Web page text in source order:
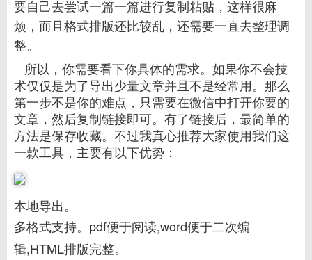
要自己去尝试一篇一篇进行复制粘贴，这样很麻
烦，而且格式排版还比较乱，还需要一直去整理调
整。
所以，你需要看下你具体的需求。如果你不会技
术仅仅是为了导出少量文章并且不是经常用。那么
第一步不是你的难点，只需要在微信中打开你要的
文章，然后复制链接即可。有了链接后，最简单的
方法是保存收藏。不过我真心推荐大家使用我们这
一款工具，主要有以下优势：
本地导出。
多格式支持。pdf便于阅读,word便于二次编
辑,HTML排版完整。